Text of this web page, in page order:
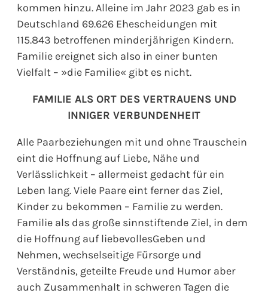
kommen hinzu. Alleine im Jahr 2023 gab es in
Deutschland 69.626 Ehescheidungen mit
115.843 betroffenen minderjährigen Kindern.
Familie ereignet sich also in einer bunten
Vielfalt – »die Familie« gibt es nicht.
FAMILIE ALS ORT DES VERTRAUENS UND
INNIGER VERBUNDENHEIT
Alle Paarbeziehungen mit und ohne Trauschein
eint die Hoffnung auf Liebe, Nähe und
Verlässlichkeit – allermeist gedacht für ein
Leben lang. Viele Paare eint ferner das Ziel,
Kinder zu bekommen – Familie zu werden.
Familie als das große sinnstiftende Ziel, in dem
die Hoffnung auf liebevollesGeben und
Nehmen, wechselseitige Fürsorge und
Verständnis, geteilte Freude und Humor aber
auch Zusammenhalt in schweren Tagen die